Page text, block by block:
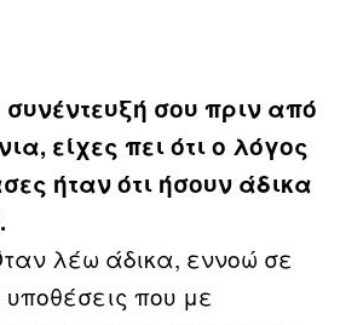
συνέντευξή σου πριν από
είχες πει ότι ο λόγος
ήταν ότι ήσουν άδικα
λέω άδικα, εννοώ σε
υποθέσεις που με